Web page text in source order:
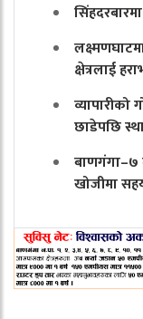
क्षेत्रलाई
व्यापारीको
छाडेपछि
बाणगंगा–७
खोजीमा